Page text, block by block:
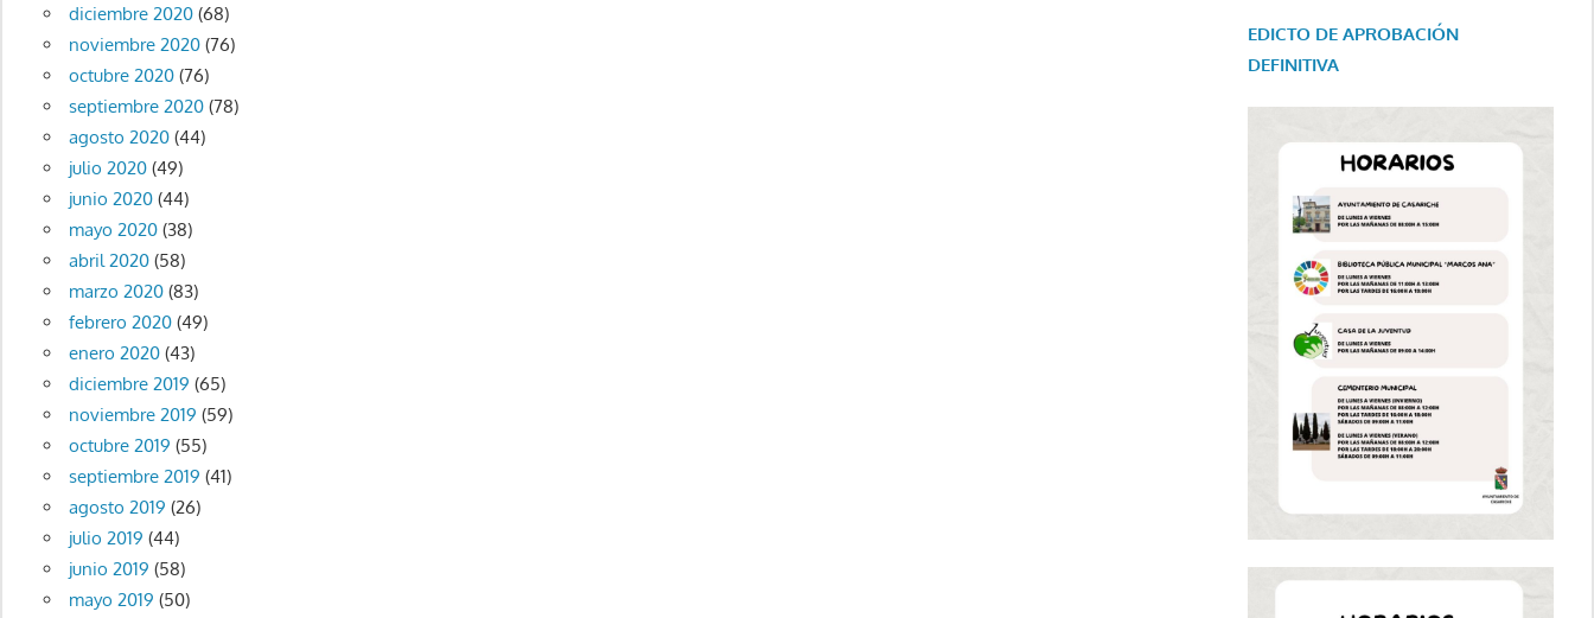
diciembre 2020(68)
noviembre 2020(76)
octubre 2020(76)
septiembre 2020(78)
agosto 2020(44)
julio 2020(49)
junio 2020(44)
mayo 2020(38)
abril 2020(58)
marzo 2020(83)
febrero 2020(49)
enero 2020(43)
diciembre 2019 (65)
noviembre 2019 (59)
octubre 2019 (55)
septiembre 2019 (41)
agosto 2019 (26)
julio 2019 (44)
junio 2019 (58)
mayo 2019 (50)
EDICTO DE APROBACIÓN
DEFINITIVA